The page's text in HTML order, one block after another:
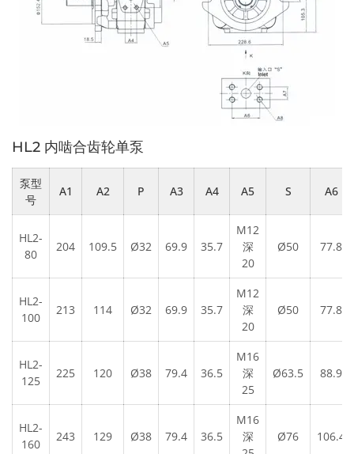
HL2 内啮合齿轮单泵
泵型
号
A1 A2 P A3 A4 A5 S A6
HL2-
80
204 109.5 Ø32 69.9 35.7
M12
深
20
Ø50 77.8
HL2-
100
213 114 Ø32 69.9 35.7
M12
深
20
Ø50 77.8
HL2-
125
225 120 Ø38 79.4 36.5
M16
深
25
Ø63.5 88.9
HL2-
160
243 129 Ø38 79.4 36.5
M16
深
Ø76 106.4